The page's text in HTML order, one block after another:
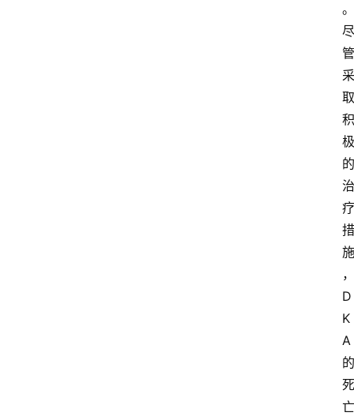
。
尽
管
采
取
积
极
的
治
疗
措
施
，
D
K
A
的
死
亡